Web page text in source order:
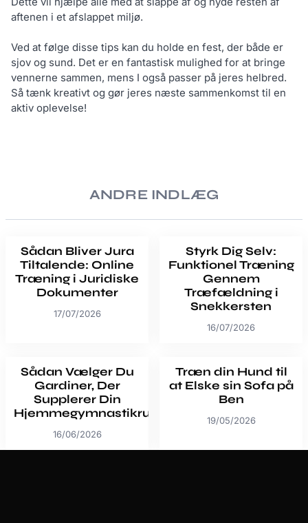
aftenen i et afslappet miljø.
Ved at følge disse tips kan du holde en fest, der både er
sjov og sund. Det er en fantastisk mulighed for at bringe
vennerne sammen, mens I også passer på jeres helbred.
Så tænk kreativt og gør jeres næste sammenkomst til en
aktiv oplevelse!
ANDRE INDLÆG
Sådan Bliver Jura
Tiltalende: Online
Træning i Juridiske
Dokumenter
17/07/2026
Styrk Dig Selv:
Funktionel Træning
Gennem
Træfældning i
Snekkersten
16/07/2026
Sådan Vælger Du
Gardiner, Der
Supplerer Din
Hjemmegymnastikrutine
16/06/2026
Træn din Hund til
at Elske sin Sofa på
Ben
19/05/2026